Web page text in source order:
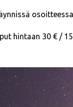
osoitteessa
hintaan 30 € /